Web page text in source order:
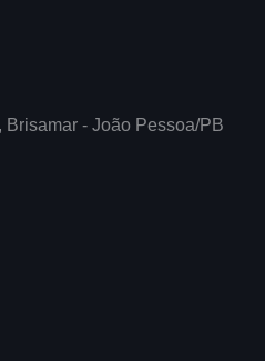
- João Pessoa/PB